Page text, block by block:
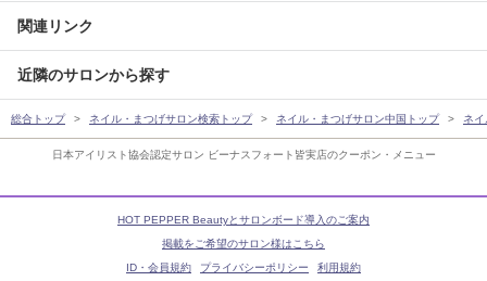
日本アイリスト協会認定サロン ビーナスフォート皆実店のクーポン・メニュー
関連リンク
近隣のサロンから探す
総合トップ ネイル・まつげサロン検索トップ ネイル・まつげサロン中国トップ ネ
HOT PEPPER Beautyとサロンボード導入のご案内
掲載をご希望のサロン様はこちら
ID・会員規約
プライバシーポリシー 利用規約